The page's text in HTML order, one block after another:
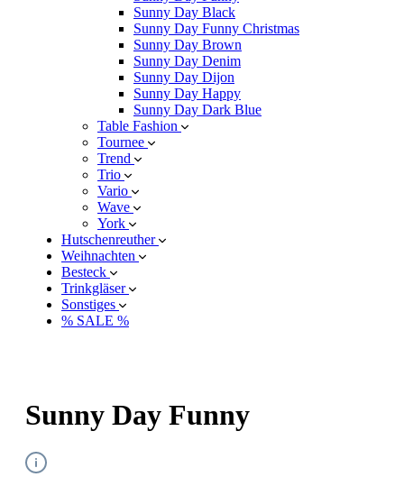
Sunny Day Black
Sunny Day Funny Christmas
Sunny Day Brown
Sunny Day Denim
Sunny Day Dijon
Sunny Day Happy
Sunny Day Dark Blue
Table Fashion
Tournee
Trend
Trio
Vario
Wave
York
Hutschenreuther
Weihnachten
Besteck
Trinkgläser
Sonstiges
% SALE %
Sunny Day Funny